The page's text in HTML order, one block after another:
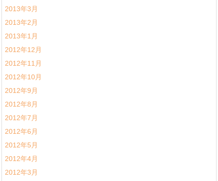
2013年3月
2013年2月
2013年1月
2012年12月
2012年11月
2012年10月
2012年9月
2012年8月
2012年7月
2012年6月
2012年5月
2012年4月
2012年3月